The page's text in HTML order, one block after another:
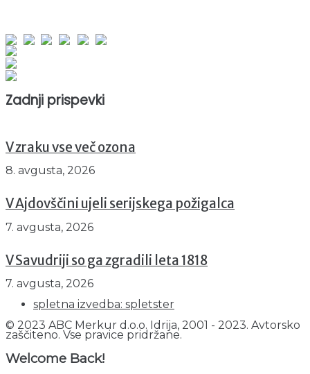
Zadnji prispevki
V zraku vse več ozona
8. avgusta, 2026
V Ajdovščini ujeli serijskega požigalca
7. avgusta, 2026
V Savudriji so ga zgradili leta 1818
7. avgusta, 2026
spletna izvedba: spletster
© 2023 ABC Merkur d.o.o. Idrija, 2001 - 2023. Avtorsko
zaščiteno. Vse pravice pridržane.
Welcome Back!